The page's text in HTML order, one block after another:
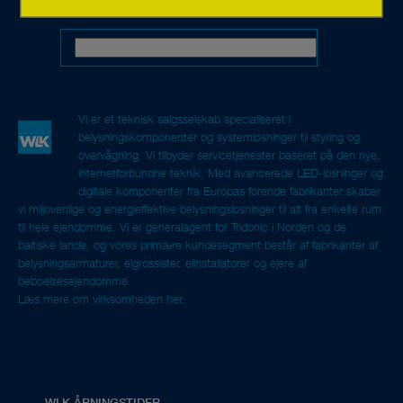
Vi er et teknisk salgsselskab specialiseret i
belysningskomponenter og systemløsninger til styring og
overvågning. Vi tilbyder servicetjenester baseret på den nye,
internetforbundne teknik. Med avancerede LED-løsninger og
digitale komponenter fra Europas førende fabrikanter skaber
vi miljøvenlige og energieffektive belysningsløsninger til alt fra enkelte rum
til hele ejendomme. Vi er generalagent for Tridonic i Norden og de
baltiske lande, og vores primære kundesegment består af fabrikanter af
belysningsarmaturer, elgrossister, elinstallatører og ejere af
beboelsesejendomme.
Læs mere om virksomheden her.